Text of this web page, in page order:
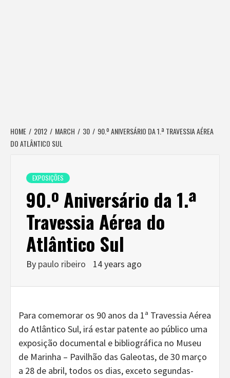
HOME 2012 MARCH 30
90.º ANIVERSÁRIO DA 1.ª TRAVESSIA AÉREA
DO ATLÂNTICO SUL
EXPOSIÇÕES
90.º Aniversário da 1.ª
Travessia Aérea do
Atlântico Sul
By paulo ribeiro 14 years ago
Para comemorar os 90 anos da 1ª Travessia Aérea
do Atlântico Sul, irá estar patente ao público uma
exposição documental e bibliográfica no Museu
de Marinha – Pavilhão das Galeotas, de 30 março
a 28 de abril, todos os dias, exceto segundas-